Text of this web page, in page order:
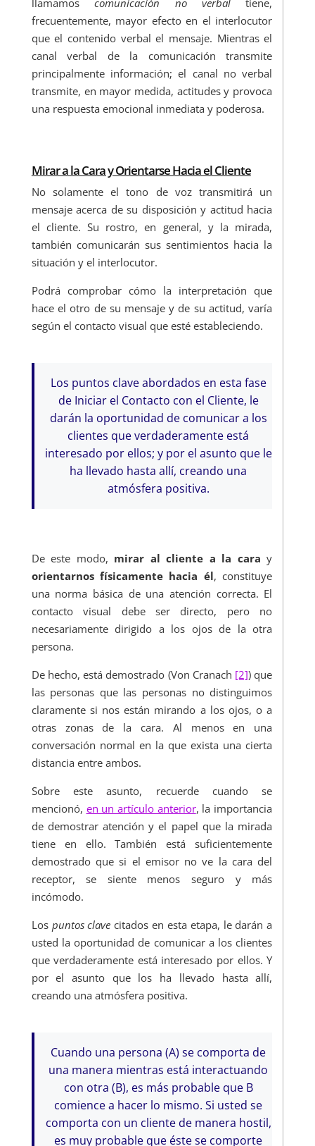
llamamoscomunicación no verbaltiene,
frecuentemente, mayor efecto en el interlocutor
que el contenido verbal el mensaje. Mientras el
canal verbal de la comunicación transmite
principalmente información; el canal no verbal
transmite, en mayor medida, actitudes y provoca
una respuesta emocional inmediata y poderosa.
Mirar a la Cara y Orientarse Hacia el Cliente
No solamente el tono de voz transmitirá un
mensaje acerca de su disposición y actitud hacia
el cliente. Su rostro, en general, y la mirada,
también comunicarán sus sentimientos hacia la
situación y el interlocutor.
Podrá comprobar cómo la interpretación que
hace el otro de su mensaje y de su actitud, varía
según el contacto visual que esté estableciendo.
Los puntos clave abordados en esta fase
de Iniciar el Contacto con el Cliente, le
darán la oportunidad de comunicar a los
clientes que verdaderamente está
interesado por ellos; y por el asunto que le
ha llevado hasta allí, creando una
atmósfera positiva.
De este modo, mirar al cliente a la cara y
orientarnos físicamente hacia él, constituye
una norma básica de una atención correcta. El
contacto visual debe ser directo, pero no
necesariamente dirigido a los ojos de la otra
persona.
De hecho, está demostrado (Von Cranach [2]) que
las personas que las personas no distinguimos
claramente si nos están mirando a los ojos, o a
otras zonas de la cara. Al menos en una
conversación normal en la que exista una cierta
distancia entre ambos.
Sobre este asunto, recuerde cuando se
mencionó, en un artículo anterior, la importancia
de demostrar atención y el papel que la mirada
tiene en ello. También está suficientemente
demostrado que si el emisor no ve la cara del
receptor, se siente menos seguro y más
incómodo.
Los puntos clave citados en esta etapa, le darán a
usted la oportunidad de comunicar a los clientes
que verdaderamente está interesado por ellos. Y
por el asunto que los ha llevado hasta allí,
creando una atmósfera positiva.
Cuando una persona (A) se comporta de
una manera mientras está interactuando
con otra (B), es más probable que B
comience a hacer lo mismo. Si usted se
comporta con un cliente de manera hostil,
es muy probable que éste se comporte